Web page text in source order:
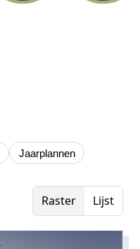
Jaarplannen
Raster Lijst